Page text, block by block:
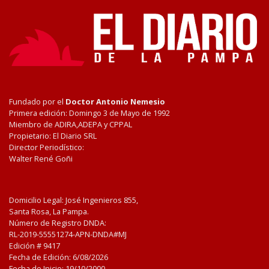
Fundado por el Doctor Antonio Nemesio
Primera edición: Domingo 3 de Mayo de 1992
Miembro de ADIRA,ADEPA y CPPAL
Propietario: El Diario SRL
Director Periodístico:
Walter René Goñi
Domicilio Legal: José Ingenieros 855,
Santa Rosa, La Pampa.
Número de Registro DNDA:
RL-2019-55551274-APN-DNDA#MJ
Edición # 9417
Fecha de Edición: 6/08/2026